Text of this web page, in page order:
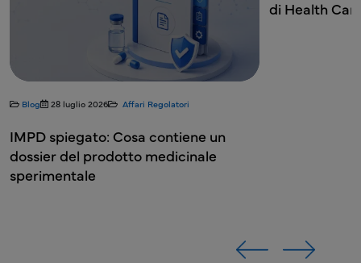
Blog 28 luglio 2026 Affari Regolatori
IMPD spiegato: Cosa contiene un
dossier del prodotto medicinale
sperimentale
di Health